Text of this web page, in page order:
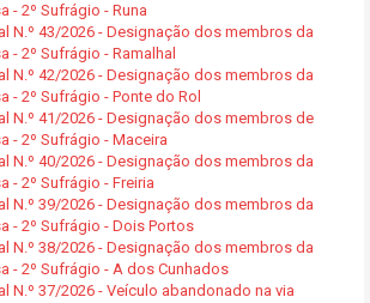
- 2º Sufrágio - Runa
N.º 43/2026 - Designação dos membros da
- 2º Sufrágio - Ramalhal
N.º 42/2026 - Designação dos membros da
- 2º Sufrágio - Ponte do Rol
N.º 41/2026 - Designação dos membros de
- 2º Sufrágio - Maceira
N.º 40/2026 - Designação dos membros da
- 2º Sufrágio - Freiria
N.º 39/2026 - Designação dos membros da
- 2º Sufrágio - Dois Portos
N.º 38/2026 - Designação dos membros da
- 2º Sufrágio - A dos Cunhados
N.º 37/2026 - Veículo abandonado na via